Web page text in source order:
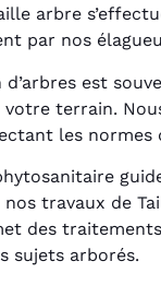
arbre
par nos
est
terrain.
les normes
travaux de
des
sujets arborés.